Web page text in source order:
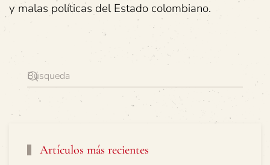
y malas políticas del Estado colombiano.
Artículos más recientes